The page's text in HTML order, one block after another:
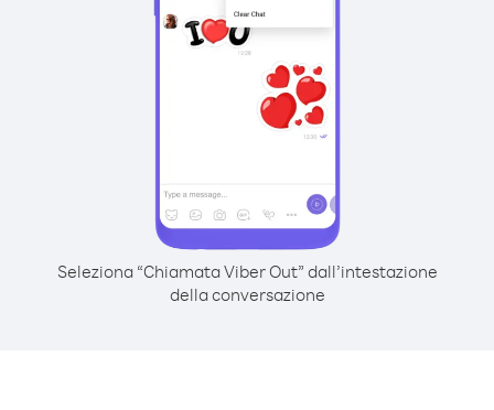
Seleziona “Chiamata Viber Out” dall’intestazione
della conversazione